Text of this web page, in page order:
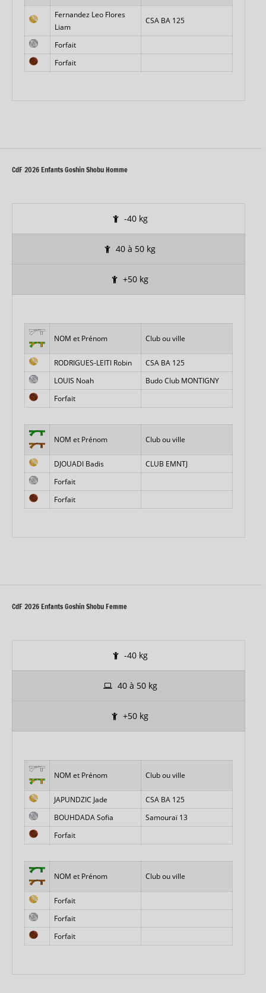
Fernandez Leo Flores
Liam
CSA BA 125
Forfait
Forfait
CdF 2026 Enfants Goshin Shobu Homme
-40 kg
40 à 50 kg
+50 kg
NOM et Prénom Club ou ville
RODRIGUES-LEITI Robin
CSA BA 125
LOUIS Noah
Budo Club MONTIGNY
Forfait
NOM et Prénom Club ou ville
DJOUADI Badis
CLUB EMNTJ
Forfait
Forfait
CdF 2026 Enfants Goshin Shobu Femme
-40 kg
40 à 50 kg
+50 kg
NOM et Prénom Club ou ville
JAPUNDZIC Jade
CSA BA 125
BOUHDADA Sofia
Samouraï 13
Forfait
NOM et Prénom Club ou ville
Forfait
Forfait
Forfait